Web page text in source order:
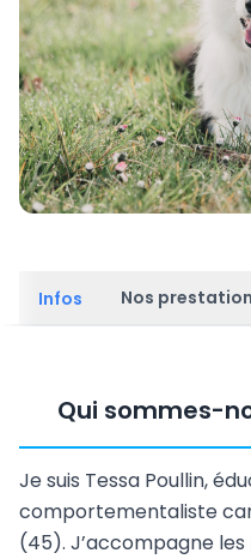
Infos Nos
Qui sommes-
Je suis Tessa Poullin,
comportementaliste
(45). J’accompagne